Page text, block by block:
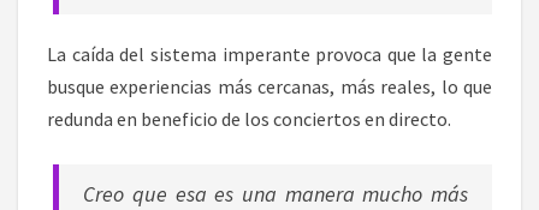
La caída del sistema imperante provoca que la gente
busque experiencias más cercanas, más reales, lo que
redunda en beneficio de los conciertos en directo.
Creo que esa es una manera mucho más